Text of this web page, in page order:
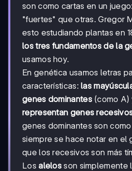
son como cartas en un
"fuertes" que otras. Gregor
esto estudiando plantas en
los tres fundamentos de la
usamos hoy.
En genética usamos letras
características:las
genes dominantes(como
representan genes
genes dominantes son
siempre se hace notar en el
que los recesivos son más
Losalelos son simplemente